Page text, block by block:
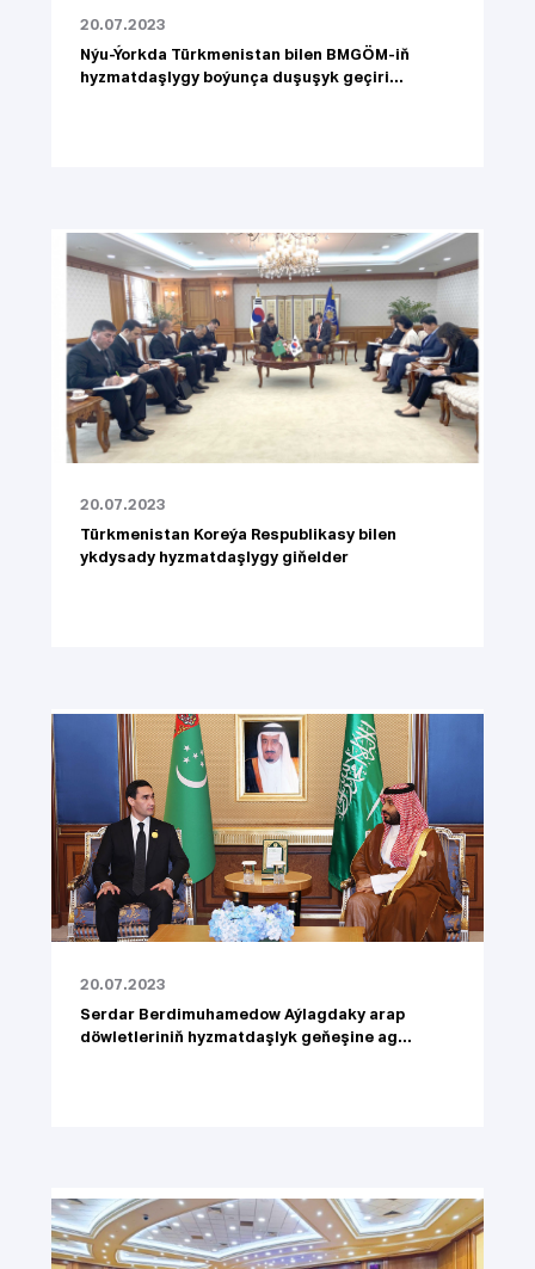
20.07.2023
Nýu-Ýorkda Türkmenistan bilen BMGÖM-iň
hyzmatdaşlygy boýunça duşuşyk geçiri...
20.07.2023
Türkmenistan Koreýa Respublikasy bilen
ykdysady hyzmatdaşlygy giňelder
20.07.2023
Serdar Berdimuhamedow Aýlagdaky arap
döwletleriniň hyzmatdaşlyk geňeşine ag...